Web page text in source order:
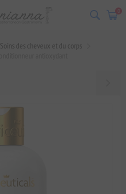
0
Soins des cheveux et du corps